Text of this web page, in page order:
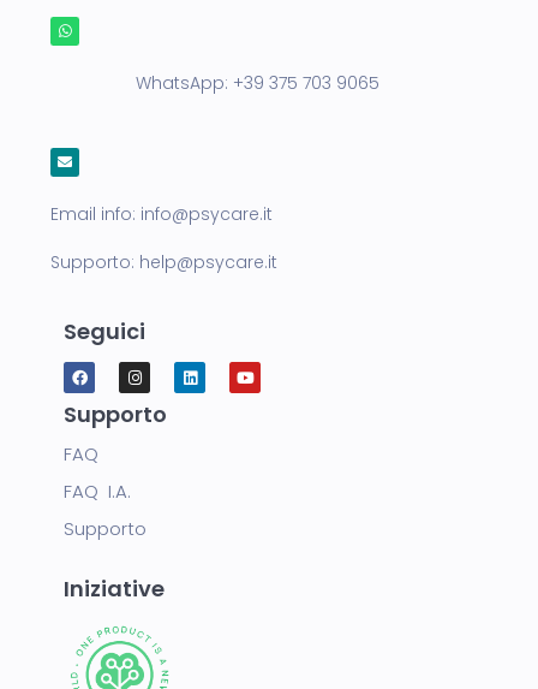
WhatsApp: +39 375 703 9065
Email info: info@psycare.it
Supporto: help@psycare.it
Seguici
Supporto
FAQ
FAQ I.A.
Supporto
Iniziative